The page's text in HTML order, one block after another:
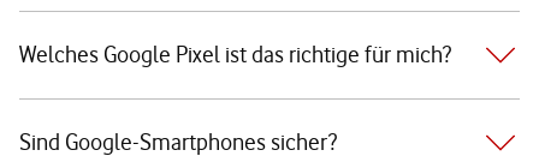
Welches Google Pixel ist das richtige für mich?
Sind Google-Smartphones sicher?